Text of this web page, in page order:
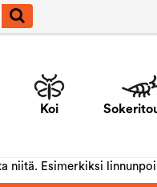
Koi
niitä. Esimerkiksi